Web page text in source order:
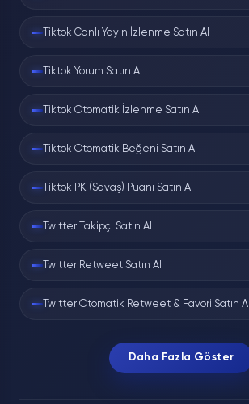
Tiktok Canlı Yayın İzlenme Satın Al
Tiktok Yorum Satın Al
Tiktok Otomatik İzlenme Satın Al
Tiktok Otomatik Beğeni Satın Al
Tiktok PK (Savaş) Puanı Satın Al
Twitter Takipçi Satın Al
Twitter Retweet Satın Al
Twitter Otomatik Retweet & Favori Satın Al
Daha Fazla Göster